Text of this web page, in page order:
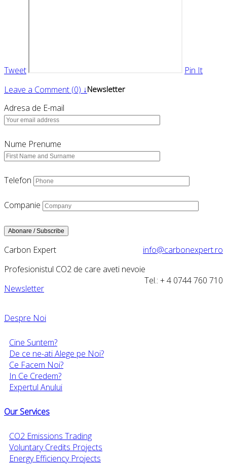
Tweet
Pin It
Leave a Comment (0) ↓Newsletter
Adresa de E-mail
Nume Prenume
Telefon
Companie
Carbon Expert
info@carbonexpert.ro
Profesionistul CO2 de care aveti nevoie
Tel.: + 4 0744 760 710
Newsletter
Despre Noi
Cine Suntem?
De ce ne-ati Alege pe Noi?
Ce Facem Noi?
In Ce Credem?
Expertul Anului
Our Services
CO2 Emissions Trading
Voluntary Credits Projects
Energy Efficiency Projects